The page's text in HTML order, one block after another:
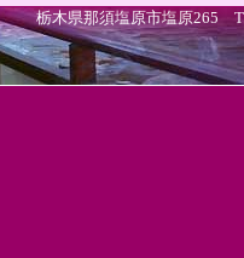
栃木県那須塩原市塩原265